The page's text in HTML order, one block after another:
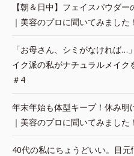
【朝＆日中】フェイスパウダ
｜美容のプロに聞いてみました！
「お母さん、シミがなければ…
イク派の私がナチュラルメイ
＃4
年末年始も体型キープ！休み明
｜美容のプロに聞いてみました！
40代の私にちょうどいい。目